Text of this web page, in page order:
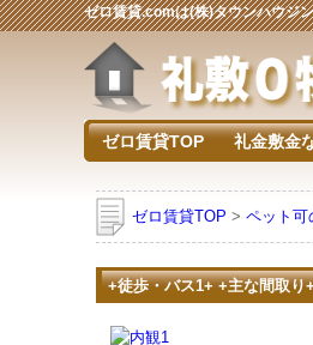
ゼロ賃貸.comは(株)タウンハウジ
ゼロ賃貸TOP 礼金敷金
ゼロ賃貸TOP > ペット可
+徒歩・バス1+ +主な間取り